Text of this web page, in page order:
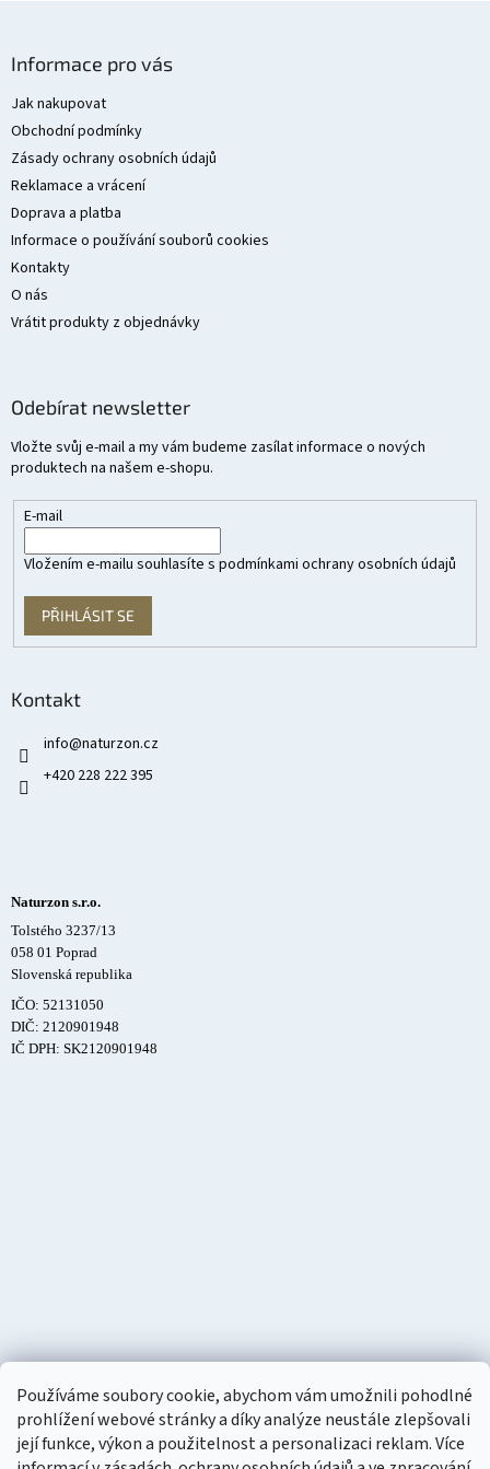
Používáme soubory cookie, abychom vám umožnili pohodlné
prohlížení webové stránky a díky analýze neustále zlepšovali
její funkce, výkon a použitelnost a personalizaci reklam. Více
Informace pro vás
Jak nakupovat
Obchodní podmínky
Zásady ochrany osobních údajů
Reklamace a vrácení
Doprava a platba
Informace o používání souborů cookies
Kontakty
O nás
Vrátit produkty z objednávky
Odebírat newsletter
Vložte svůj e-mail a my vám budeme zasílat informace o nových
produktech na našem e-shopu.
E-mail
Vložením e-mailu souhlasíte s podmínkami ochrany osobních údajů
PŘIHLÁSIT SE
Kontakt
info@naturzon.cz
+420 228 222 395
Naturzon s.r.o.
Tolstého 3237/13
058 01 Poprad
Slovenská republika
IČO: 52131050
DIČ: 2120901948
IČ DPH: SK2120901948